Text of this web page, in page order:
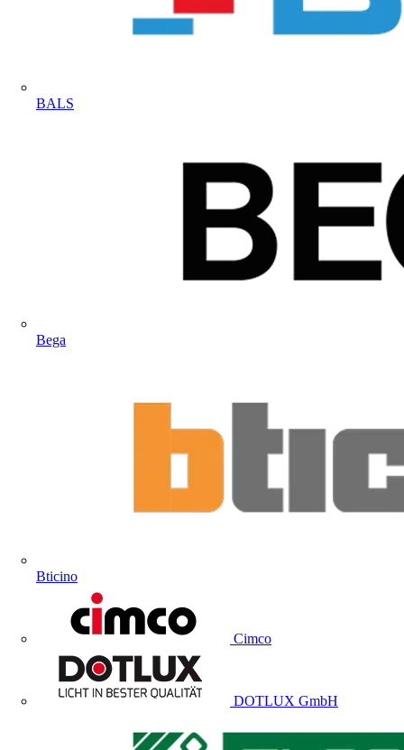
BALS
Bega
Bticino
Cimco
DOTLUX GmbH